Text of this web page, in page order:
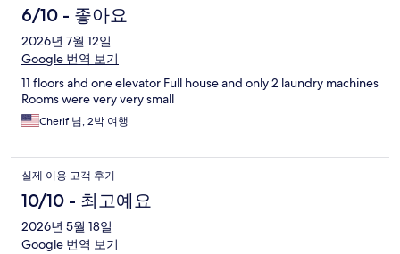
6/10 - 좋아요
2026년 7월 12일
Google 번역 보기
11 floors ahd one elevator Full house and only 2 laundry machines
Rooms were very very small
Cherif 님, 2박 여행
실제 이용 고객 후기
10/10 - 최고예요
2026년 5월 18일
Google 번역 보기